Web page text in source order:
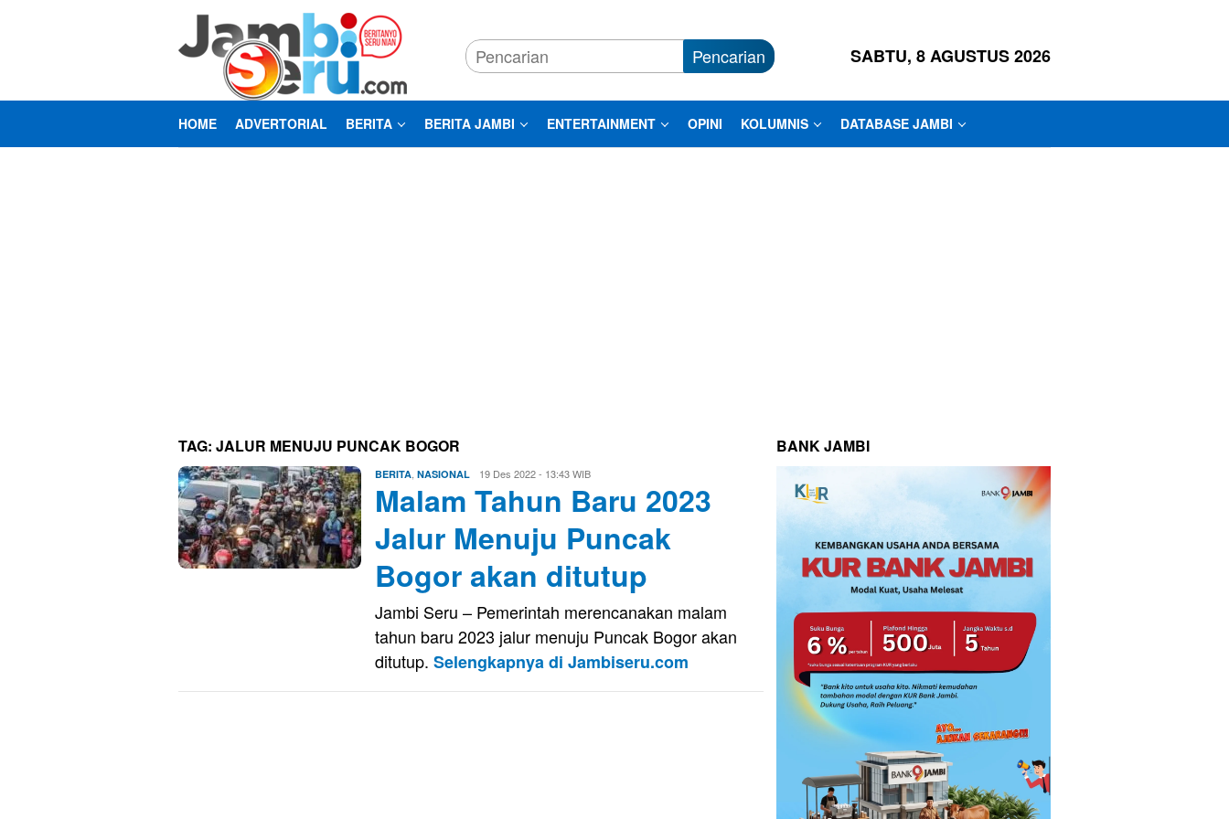
Pencarian SABTU, 8 AGUSTUS 2026
HOME ADVERTORIAL BERITA BERITA JAMBI ENTERTAINMENT OPINI KOLUMNIS DATABASE JAMBI
TAG: JALUR MENUJU PUNCAK BOGOR
BERITA NASIONAL Firman
Saputra
19 Des 2022 - 13:43 WIB
Malam Tahun Baru 2023
Jalur Menuju Puncak
Bogor akan ditutup
Jambi Seru – Pemerintah merencanakan malam
tahun baru 2023 jalur menuju Puncak Bogor akan
ditutup. Selengkapnya di Jambiseru.com
BANK JAMBI